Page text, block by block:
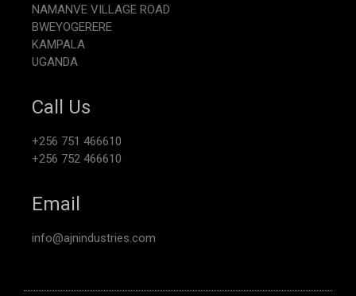
NAMANVE VILLAGE ROAD
BWEYOGERERE
KAMPALA
UGANDA
Call Us
+256 751 466610
+256 752 466610
Email
info@ajnindustries.com